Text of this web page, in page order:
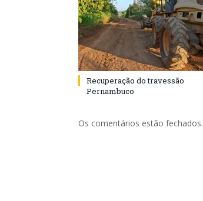
Recuperação do travessão
Pernambuco
Os comentários estão fechados.